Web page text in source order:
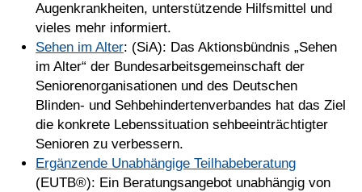
Augenkrankheiten, unterstützende Hilfsmittel und
vieles mehr informiert.
Sehen im Alter: (SiA): Das Aktionsbündnis „Sehen
im Alter“ der Bundesarbeitsgemeinschaft der
Seniorenorganisationen und des Deutschen
Blinden- und Sehbehindertenverbandes hat das Ziel
die konkrete Lebenssituation sehbeeinträchtigter
Senioren zu verbessern.
Ergänzende Unabhängige Teilhabeberatung
(EUTB®): Ein Beratungsangebot unabhängig von